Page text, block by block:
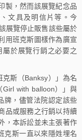
製，然而該展覽紀念品
文具及明信片等。今
展覽停止販售該些屬於
用班克斯圖樣作為廣宣
於展覽行銷之必要之
斯（Banksy）」為名
with balloon）」與
牌，儘管法院認定該些
品或服務之行銷以持續
，本訴訟並未主張著作
克斯一直以來隱姓埋名